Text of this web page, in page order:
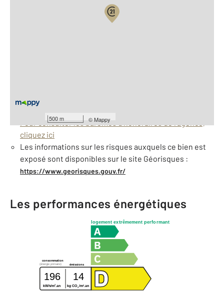
500 m ©Mappy
Taxe foncière : 3426,8 €
Pour consulter les barèmes d'honoraires de l'agence,
cliquez ici
Les informations sur les risques auxquels ce bien est
exposé sont disponibles sur le site Géorisques :
https://www.georisques.gouv.fr/
Les performances énergétiques
logement extrêmement performant
consommation
émissions
(énergie primaire)
196 14
kWh/m2.an kg CO2 /m2 .an